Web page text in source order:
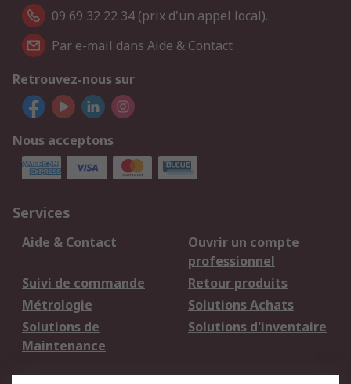
09 69 32 22 34 (prix d'un appel local).
Par e-mail dans Aide & Contact
Retrouvez-nous sur
Nous acceptons
Services
Aide & Contact
Ouvrir un compte
professionnel
Suivi de commande
Retour produits
Métrologie
Solutions Achats
Solutions de
Maintenance
Solutions d'inventaire